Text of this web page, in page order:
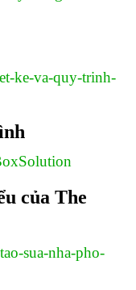
ke-va-quy-trinh-
của The
sua-nha-pho-